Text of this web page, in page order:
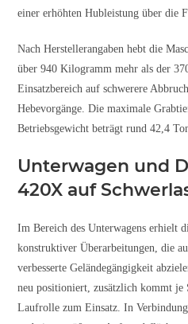
einer erhöhten Hubleistung über die
Nach Herstellerangaben hebt die
über 940 Kilogramm mehr als der
Einsatzbereich auf schwerere
Hebevorgänge. Die maximale
Betriebsgewicht beträgt rund 42,4
Unterwagen und
420X auf
Im Bereich des Unterwagens erhielt
konstruktiver Überarbeitungen, die
verbesserte Geländegängigkeit
neu positioniert, zusätzlich kommt je
Laufrolle zum Einsatz. In